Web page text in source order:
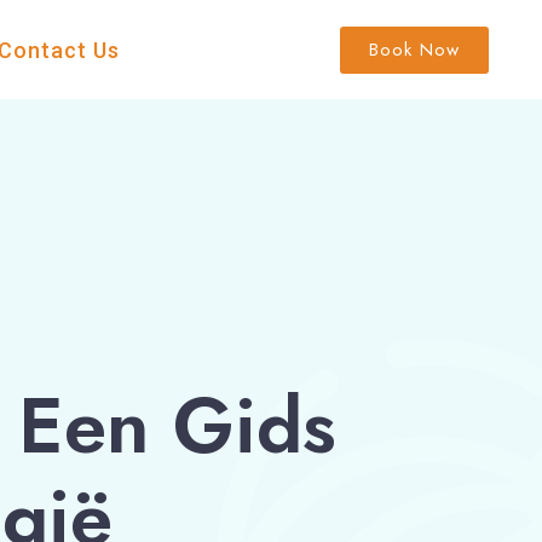
Us Book Now
Gids